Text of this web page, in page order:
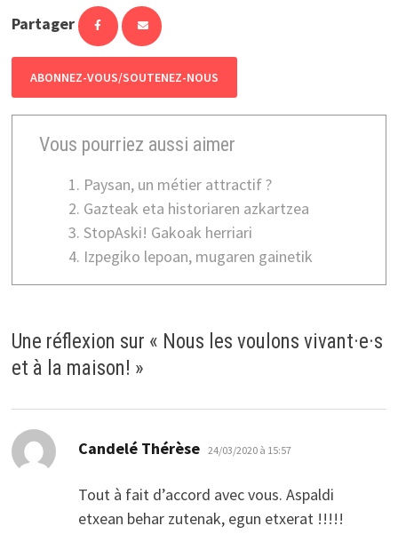
Partager
ABONNEZ-VOUS/SOUTENEZ-NOUS
Vous pourriez aussi aimer
Paysan, un métier attractif ?
Gazteak eta historiaren azkartzea
StopAski! Gakoak herriari
Izpegiko lepoan, mugaren gainetik
Une réflexion sur « Nous les voulons vivant·e·s
et à la maison! »
Candelé Thérèse dit :
24/03/2020 à 15:57
Tout à fait d’accord avec vous. Aspaldi
etxean behar zutenak, egun etxerat !!!!!